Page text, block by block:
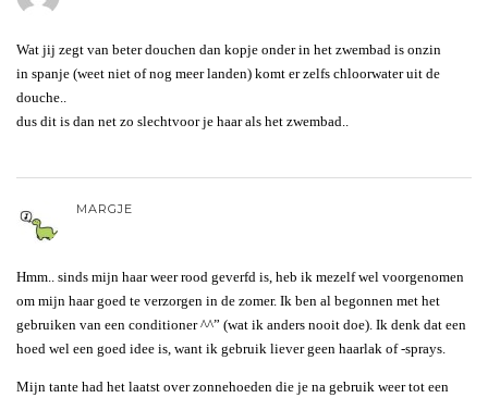
Wat jij zegt van beter douchen dan kopje onder in het zwembad is onzin
in spanje (weet niet of nog meer landen) komt er zelfs chloorwater uit de
douche..
dus dit is dan net zo slechtvoor je haar als het zwembad..
MARGJE
Hmm.. sinds mijn haar weer rood geverfd is, heb ik mezelf wel voorgenomen
om mijn haar goed te verzorgen in de zomer. Ik ben al begonnen met het
gebruiken van een conditioner ^^” (wat ik anders nooit doe). Ik denk dat een
hoed wel een goed idee is, want ik gebruik liever geen haarlak of -sprays.
Mijn tante had het laatst over zonnehoeden die je na gebruik weer tot een